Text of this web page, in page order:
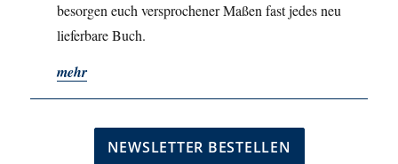
besorgen euch versprochener Maßen fast jedes neu
lieferbare Buch.
mehr